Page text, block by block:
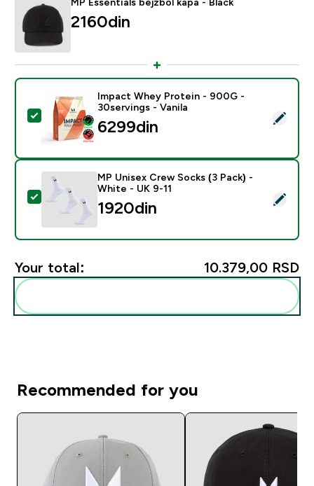
2160din‎
Select this product - Impact Whey Protein - 900G -
Impact Whey Protein - 900G -
30servings - Vanila
6299din‎
Select this product - MP Unisex Crew Socks (3 Pack)
MP Unisex Crew Socks (3 Pack) -
White - UK 9-11
1920din‎
Your total: 10.379,00 RSD‎
Recommended for you